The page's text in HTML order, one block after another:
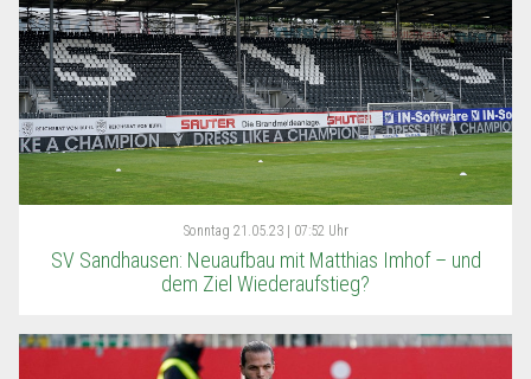
Sonntag 21.05.23 | 07:52 Uhr
SV Sandhausen: Neuaufbau mit Matthias Imhof – und
dem Ziel Wiederaufstieg?